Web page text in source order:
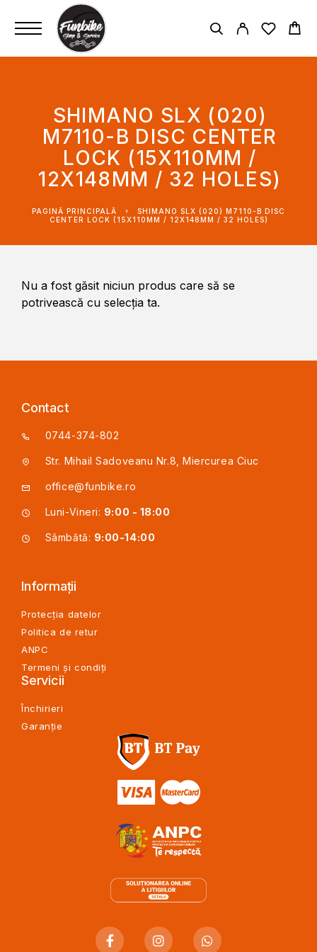
SHIMANO SLX (020)
M7110-B DISC CENTER
LOCK (15X110MM /
12X148MM / 32 HOLES)
PAGINĂ PRINCIPALĂ
SHIMANO SLX (020) M7110-B DISC
CENTER LOCK (15X110MM / 12X148MM / 32 HOLES)
Nu a fost găsit niciun produs care să se
potrivească cu selecția ta.
Contact
0744-374-802
Str. Mihail Sadoveanu Nr.8, Miercurea Ciuc
office@funbike.ro
Luni-Vineri: 9:00 - 18:00
Sâmbătă: 9:00-14:00
Informații
Protecția datelor
Politica de retur
ANPC
Termeni și condiți
Servicii
Închirieri
Garanție